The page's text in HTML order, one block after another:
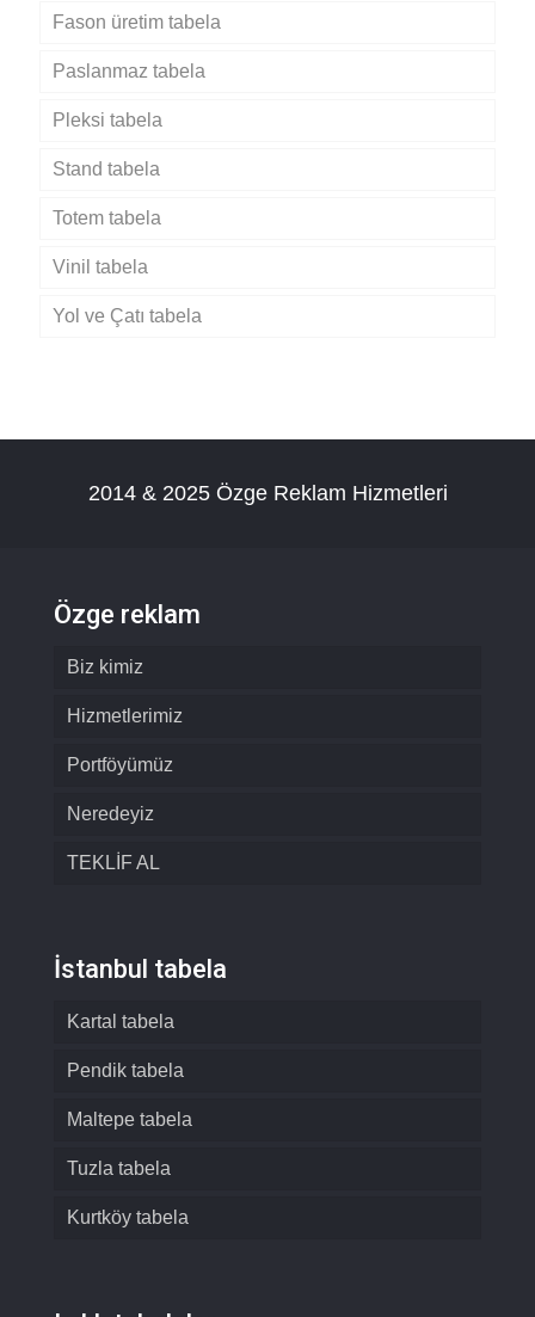
Fason üretim tabela
Paslanmaz tabela
Pleksi tabela
Stand tabela
Totem tabela
Vinil tabela
Yol ve Çatı tabela
2014 & 2025 Özge Reklam Hizmetleri
Özge reklam
Biz kimiz
Hizmetlerimiz
Portföyümüz
Neredeyiz
TEKLİF AL
İstanbul tabela
Kartal tabela
Pendik tabela
Maltepe tabela
Tuzla tabela
Kurtköy tabela